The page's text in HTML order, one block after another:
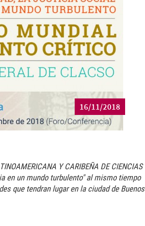
16/11/2018
Y CARIBEÑA DE CIENCIAS
en un mundo turbulento" al mismo tiempo
que tendran lugar en la ciudad de Buenos